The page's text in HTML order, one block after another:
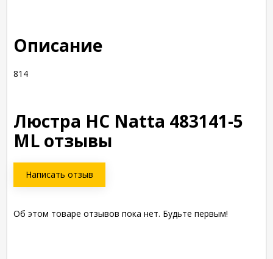
Описание
814
Люстра НС Natta 483141-5
ML отзывы
Написать отзыв
Об этом товаре отзывов пока нет. Будьте первым!